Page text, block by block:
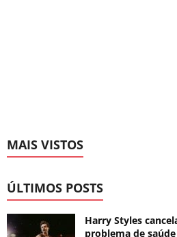
MAIS VISTOS
ÚLTIMOS POSTS
Harry Styles
problema de saúde